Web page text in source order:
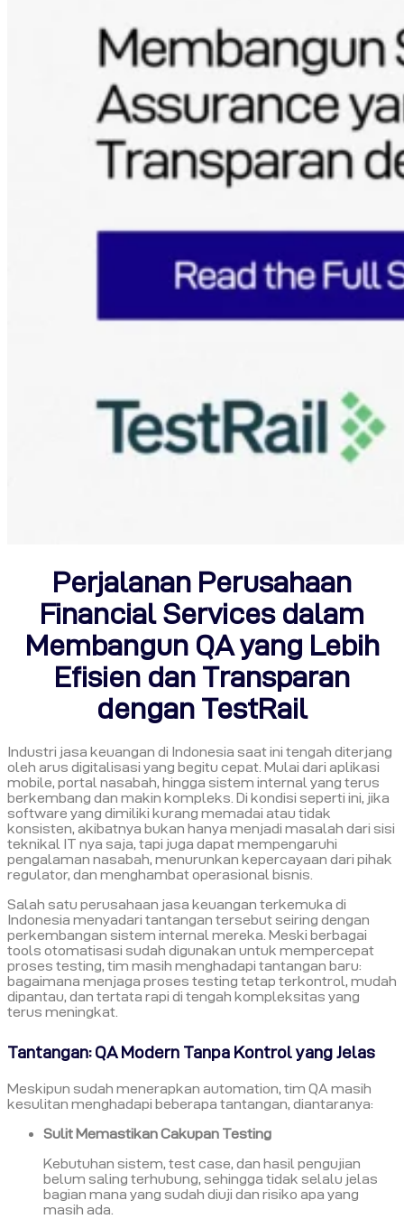
Perjalanan Perusahaan
Financial Services dalam
Membangun QA yang Lebih
Efisien dan Transparan
dengan TestRail
Industri jasa keuangan di Indonesia saat ini tengah diterjang
oleh arus digitalisasi yang begitu cepat. Mulai dari aplikasi
mobile, portal nasabah, hingga sistem internal yang terus
berkembang dan makin kompleks. Di kondisi seperti ini, jika
software yang dimiliki kurang memadai atau tidak
konsisten, akibatnya bukan hanya menjadi masalah dari sisi
teknikal IT nya saja, tapi juga dapat mempengaruhi
pengalaman nasabah, menurunkan kepercayaan dari pihak
regulator, dan menghambat operasional bisnis.
Salah satu perusahaan jasa keuangan terkemuka di
Indonesia menyadari tantangan tersebut seiring dengan
perkembangan sistem internal mereka. Meski berbagai
tools otomatisasi sudah digunakan untuk mempercepat
proses testing, tim masih menghadapi tantangan baru:
bagaimana menjaga proses testing tetap terkontrol, mudah
dipantau, dan tertata rapi di tengah kompleksitas yang
terus meningkat.
Tantangan: QA Modern Tanpa Kontrol yang Jelas
Meskipun sudah menerapkan automation, tim QA masih
kesulitan menghadapi beberapa tantangan, diantaranya:
Sulit Memastikan Cakupan Testing
Kebutuhan sistem, test case, dan hasil pengujian
belum saling terhubung, sehingga tidak selalu jelas
bagian mana yang sudah diuji dan risiko apa yang
masih ada.